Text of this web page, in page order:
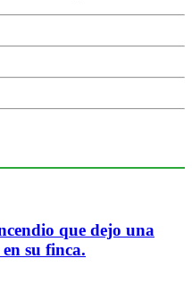
que dejo una
su finca.